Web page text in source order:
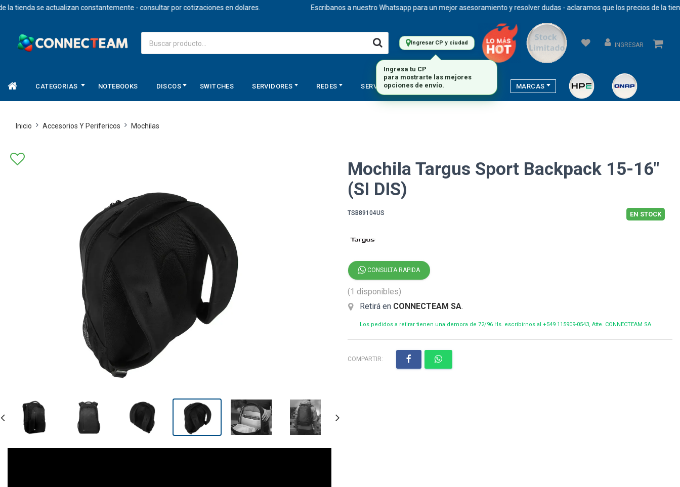
se actualizan constantemente - consultar por cotizaciones en dolares. Escribanos a nuestro Whatsapp para un mejor asesoramiento y resolver dudas - aclaramos que los precios de la
Ingresar CP y ciudad INGRESAR
CATEGORIAS NOTEBOOKS DISCOS SWITCHES SERVIDORES REDES SERVICIOS STORAGE MARCAS
Inicio Accesorios Y Perifericos Mochilas
Mochila Targus Sport Backpack 15-16"
(SI DIS)
TSB89104US EN STOCK
CONSULTA RAPIDA
(1 disponibles)
Retirá en CONNECTEAM SA.
Los pedidos a retirar tienen una demora de 72/96 Hs. escribirnos al +549 115909-0543, Atte. CONNECTEAM SA
COMPARTIR:
Ingresa tu CP
para mostrarte las mejores
opciones de envío.